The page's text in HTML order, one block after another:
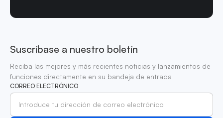
Suscríbase a nuestro boletín
Reciba las mejores y más recientes noticias y lanzamientos de
funciones directamente en su bandeja de entrada
CORREO ELECTRÓNICO